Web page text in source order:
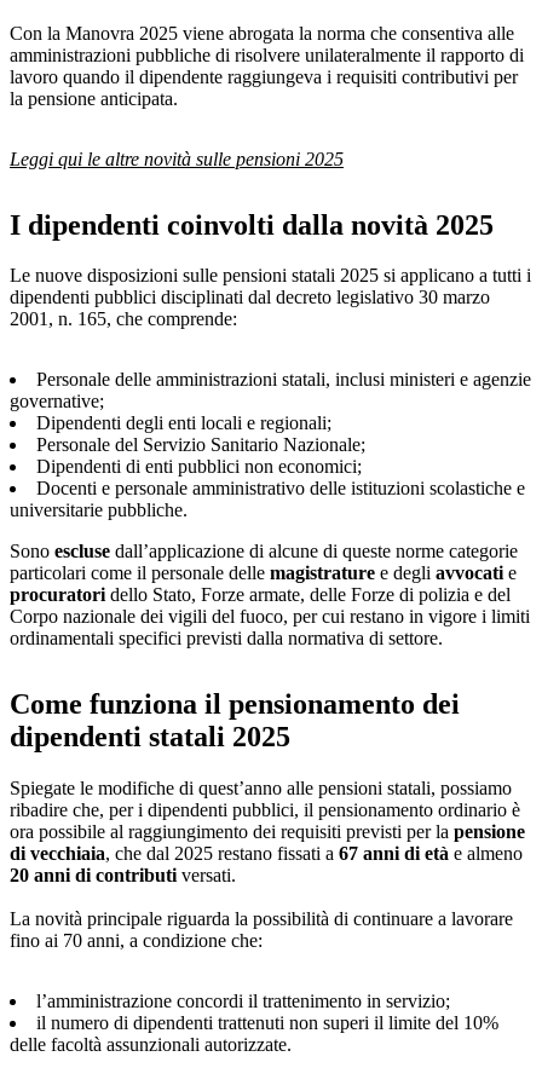
Con la Manovra 2025 viene abrogata la norma che consentiva alle
amministrazioni pubbliche di risolvere unilateralmente il rapporto di
lavoro quando il dipendente raggiungeva i requisiti contributivi per
la pensione anticipata.
Leggi qui le altre novità sulle pensioni 2025
I dipendenti coinvolti dalla novità 2025
Le nuove disposizioni sulle pensioni statali 2025 si applicano a tutti i
dipendenti pubblici disciplinati dal decreto legislativo 30 marzo
2001, n. 165, che comprende:
Personale delle amministrazioni statali, inclusi ministeri e agenzie
governative;
Dipendenti degli enti locali e regionali;
Personale del Servizio Sanitario Nazionale;
Dipendenti di enti pubblici non economici;
Docenti e personale amministrativo delle istituzioni scolastiche e
universitarie pubbliche.
Sono escluse dall’applicazione di alcune di queste norme categorie
particolari come il personale delle magistrature e degli avvocatie
procuratoridello Stato, Forze armate, delle Forze di polizia e del
Corpo nazionale dei vigili del fuoco, per cui restano in vigore i limiti
ordinamentali specifici previsti dalla normativa di settore.
Come funziona il pensionamento dei
dipendenti statali 2025
Spiegate le modifiche di quest’anno alle pensioni statali, possiamo
ribadire che, per i dipendenti pubblici, il pensionamento ordinario è
ora possibile al raggiungimento dei requisiti previsti per la pensione
di vecchiaia, che dal 2025 restano fissati a 67 anni di età e almeno
20 anni di contributi versati.
La novità principale riguarda la possibilità di continuare a lavorare
fino ai 70 anni, a condizione che:
l’amministrazione concordi il trattenimento in servizio;
il numero di dipendenti trattenuti non superi il limite del 10%
delle facoltà assunzionali autorizzate.